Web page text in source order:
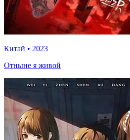
Китай • 2023
Отныне я живой